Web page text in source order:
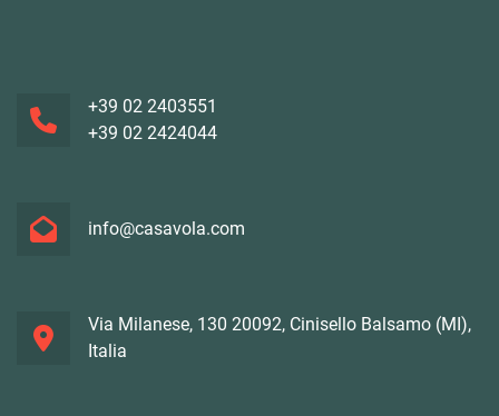
+39 02 2403551
+39 02 2424044
info@casavola.com
Via Milanese, 130 20092, Cinisello Balsamo (MI),
Italia